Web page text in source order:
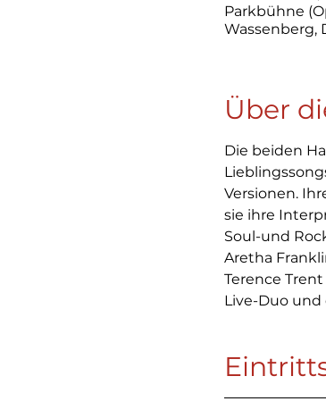
Parkbühne
Wassenberg,
Über
Die beiden
Versionen.
sie ihre
Soul-und
Aretha
Terence
Live-Duo